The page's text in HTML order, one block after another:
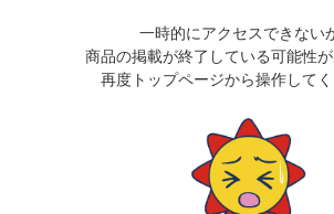
一時的にアクセスできない
商品の掲載が終了している可能性が
再度トップページから操作してく